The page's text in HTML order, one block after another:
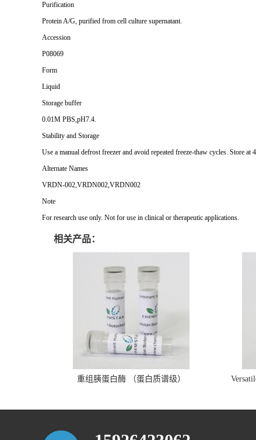
Purification
Protein A/G, purified from cell culture supernatant.
Accession
P08069
Form
Liquid
Storage buffer
0.01M PBS,pH7.4.
Stability and Storage
Use a manual defrost freezer and avoid repeated freeze-thaw cycles. Store
Alternate Names
VRDN-002,VRDN002,VRDN002
Note
For research use only. Not for use in clinical or therapeutic applications.
相关产品：
重组胰蛋白酶 （蛋白质谱级）